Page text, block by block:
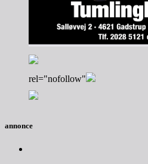
rel="nofollow"
annonce